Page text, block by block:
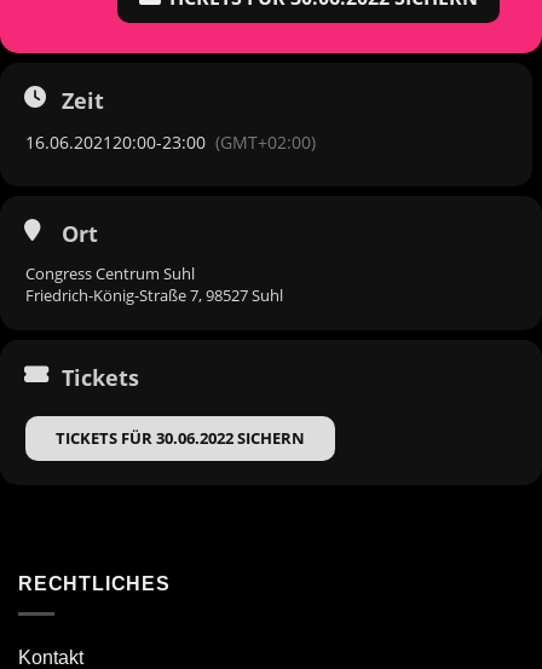
Zeit
16.06.202120:00-23:00 (GMT+02:00)
Ort
Congress Centrum Suhl
Friedrich-König-Straße 7, 98527 Suhl
Tickets
TICKETS FÜR 30.06.2022 SICHERN
RECHTLICHES
Kontakt